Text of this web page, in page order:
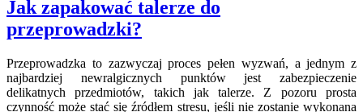
Jak zapakować talerze do
przeprowadzki?
Przeprowadzka to zazwyczaj proces pełen wyzwań, a jednym z
najbardziej newralgicznych punktów jest zabezpieczenie
delikatnych przedmiotów, takich jak talerze. Z pozoru prosta
czynność może stać się źródłem stresu, jeśli nie zostanie wykonana